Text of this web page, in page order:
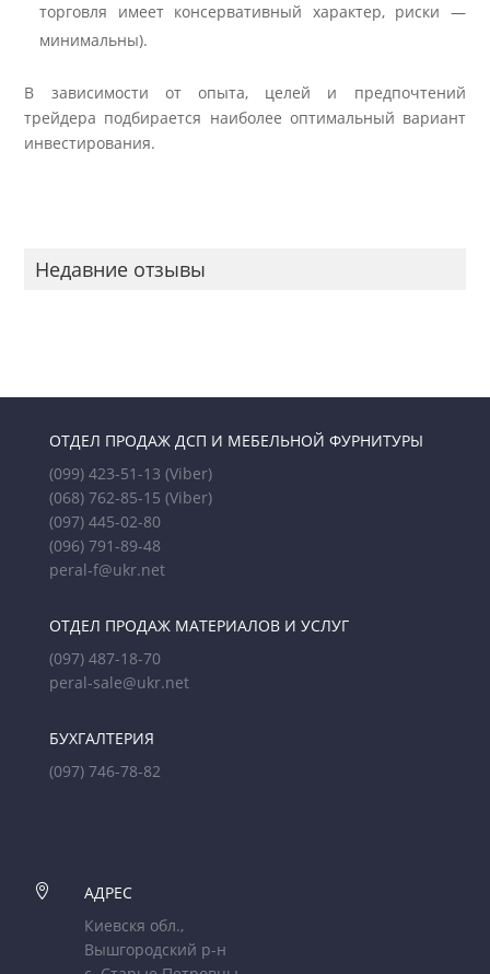
торговля имеет консервативный характер, риски —
минимальны).
В зависимости от опыта, целей и предпочтений
трейдера подбирается наиболее оптимальный вариант
инвестирования.
Недавние отзывы
ОТДЕЛ ПРОДАЖ ДСП И МЕБЕЛЬНОЙ ФУРНИТУРЫ
(099) 423-51-13 (Viber)
(068) 762-85-15 (Viber)
(097) 445-02-80
(096) 791-89-48
peral-f@ukr.net
ОТДЕЛ ПРОДАЖ МАТЕРИАЛОВ И УСЛУГ
(097) 487-18-70
peral-sale@ukr.net
БУХГАЛТЕРИЯ
(097) 746-78-82

АДРЕС
Киевскя обл.,
Вышгородский р-н